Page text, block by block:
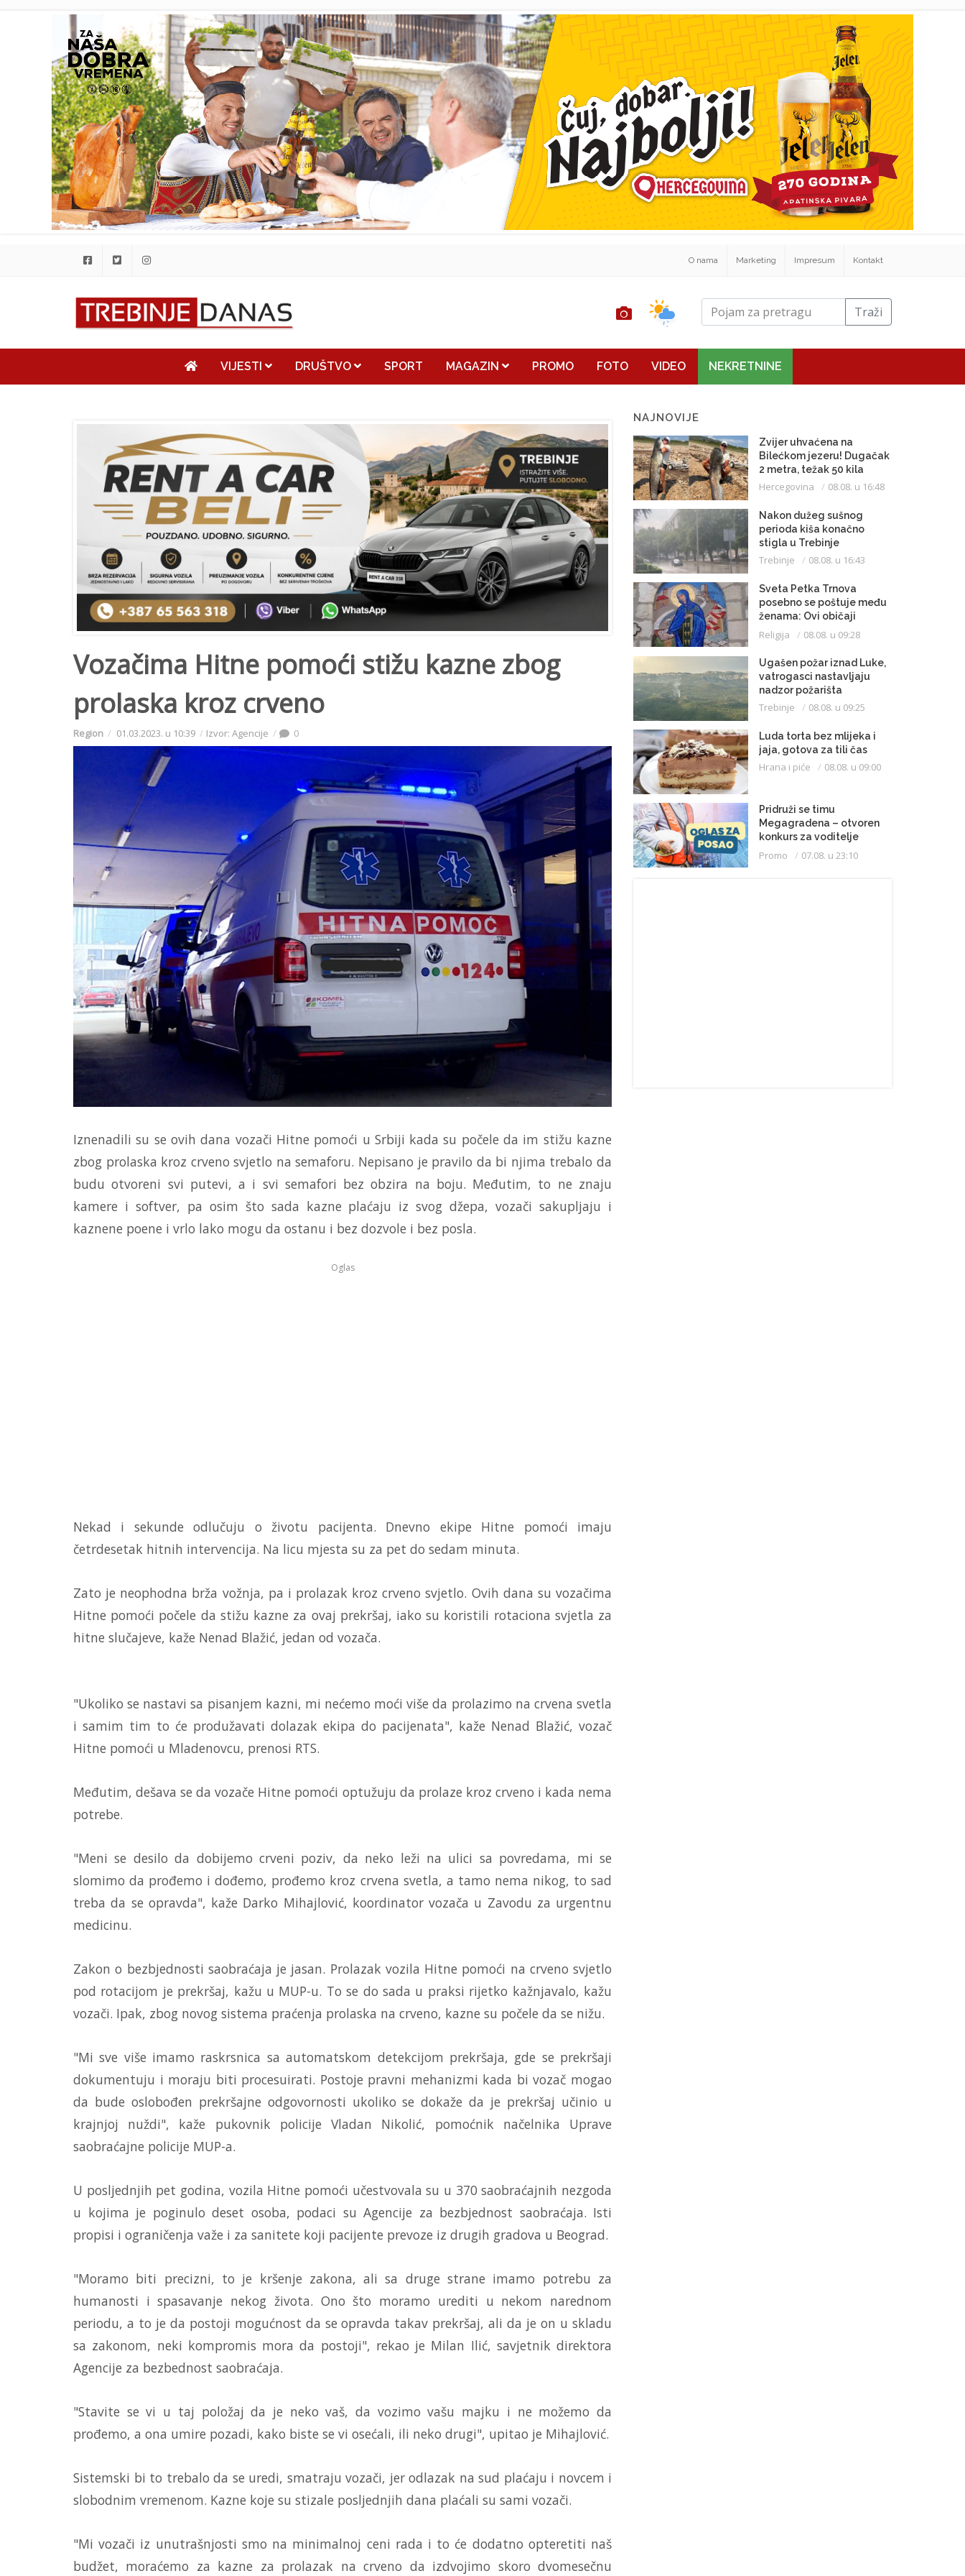
O nama Marketing Impresum Kontakt
Traži
VIJESTI DRUŠTVO SPORT MAGAZIN PROMO FOTO VIDEO NEKRETNINE
Vozačima Hitne pomoći stižu kazne zbog
prolaska kroz crveno
Region 01.03.2023. u 10:39 Izvor: Agencije 0
Iznenadili su se ovih dana vozači Hitne pomoći u Srbiji kada su počele da im stižu kazne
zbog prolaska kroz crveno svjetlo na semaforu. Nepisano je pravilo da bi njima trebalo da
budu otvoreni svi putevi, a i svi semafori bez obzira na boju. Međutim, to ne znaju
kamere i softver, pa osim što sada kazne plaćaju iz svog džepa, vozači sakupljaju i
kaznene poene i vrlo lako mogu da ostanu i bez dozvole i bez posla.
Oglas
Nekad i sekunde odlučuju o životu pacijenta. Dnevno ekipe Hitne pomoći imaju
četrdesetak hitnih intervencija. Na licu mjesta su za pet do sedam minuta.
Zato je neophodna brža vožnja, pa i prolazak kroz crveno svjetlo. Ovih dana su vozačima
Hitne pomoći počele da stižu kazne za ovaj prekršaj, iako su koristili rotaciona svjetla za
hitne slučajeve, kaže Nenad Blažić, jedan od vozača.
"Ukoliko se nastavi sa pisanjem kazni, mi nećemo moći više da prolazimo na crvena svetla
i samim tim to će produžavati dolazak ekipa do pacijenata", kaže Nenad Blažić, vozač
Hitne pomoći u Mladenovcu, prenosi RTS.
Međutim, dešava se da vozače Hitne pomoći optužuju da prolaze kroz crveno i kada nema
potrebe.
"Meni se desilo da dobijemo crveni poziv, da neko leži na ulici sa povredama, mi se
slomimo da prođemo i dođemo, prođemo kroz crvena svetla, a tamo nema nikog, to sad
treba da se opravda", kaže Darko Mihajlović, koordinator vozača u Zavodu za urgentnu
medicinu.
Zakon o bezbjednosti saobraćaja je jasan. Prolazak vozila Hitne pomoći na crveno svjetlo
pod rotacijom je prekršaj, kažu u MUP-u. To se do sada u praksi rijetko kažnjavalo, kažu
vozači. Ipak, zbog novog sistema praćenja prolaska na crveno, kazne su počele da se nižu.
"Mi sve više imamo raskrsnica sa automatskom detekcijom prekršaja, gde se prekršaji
dokumentuju i moraju biti procesuirati. Postoje pravni mehanizmi kada bi vozač mogao
da bude oslobođen prekršajne odgovornosti ukoliko se dokaže da je prekršaj učinio u
krajnjoj nuždi", kaže pukovnik policije Vladan Nikolić, pomoćnik načelnika Uprave
saobraćajne policije MUP-a.
U posljednjih pet godina, vozila Hitne pomoći učestvovala su u 370 saobraćajnih nezgoda
u kojima je poginulo deset osoba, podaci su Agencije za bezbjednost saobraćaja. Isti
propisi i ograničenja važe i za sanitete koji pacijente prevoze iz drugih gradova u Beograd.
"Moramo biti precizni, to je kršenje zakona, ali sa druge strane imamo potrebu za
humanosti i spasavanje nekog života. Ono što moramo urediti u nekom narednom
periodu, a to je da postoji mogućnost da se opravda takav prekršaj, ali da je on u skladu
sa zakonom, neki kompromis mora da postoji", rekao je Milan Ilić, savjetnik direktora
Agencije za bezbednost saobraćaja.
"Stavite se vi u taj položaj da je neko vaš, da vozimo vašu majku i ne možemo da
prođemo, a ona umire pozadi, kako biste se vi osećali, ili neko drugi", upitao je Mihajlović.
Sistemski bi to trebalo da se uredi, smatraju vozači, jer odlazak na sud plaćaju i novcem i
slobodnim vremenom. Kazne koje su stizale posljednjih dana plaćali su sami vozači.
"Mi vozači iz unutrašnjosti smo na minimalnoj ceni rada i to će dodatno opteretiti naš
budžet, moraćemo za kazne za prolazak na crveno da izdvojimo skoro dvomesečnu
NAJNOVIJE
Zvijer uhvaćena na
Bilećkom jezeru! Dugačak
2 metra, težak 50 kila
Hercegovina 08.08. u 16:48
Nakon dužeg sušnog
perioda kiša konačno
stigla u Trebinje
Trebinje 08.08. u 16:43
Sveta Petka Trnova
posebno se poštuje među
ženama: Ovi običaji
vijekovima se čuvaju
Religija 08.08. u 09:28
Ugašen požar iznad Luke,
vatrogasci nastavljaju
nadzor požarišta
Trebinje 08.08. u 09:25
Luda torta bez mlijeka i
jaja, gotova za tili čas
Hrana i piće 08.08. u 09:00
Pridruži se timu
Megagradena – otvoren
konkurs za voditelje
gradilišta
Promo 07.08. u 23:10